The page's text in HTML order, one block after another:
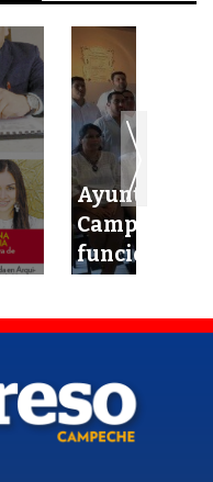
Campeche
funcionarios